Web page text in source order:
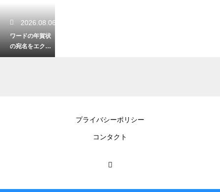
2026.08.06
ワードの年賀状
の宛名をエクセ
ルから印刷！差
プライバシーポリシー
コンタクト